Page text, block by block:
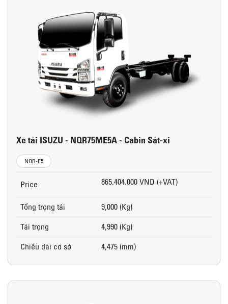
Xe tải ISUZU - NQR75ME5A - Cabin Sát-xi
NQR-E5
Price 865.404.000 VND (+VAT)
Tổng trọng tải
9,000 (Kg)
Tải trọng
4,990 (Kg)
Chiều dài cơ sở
4,475 (mm)